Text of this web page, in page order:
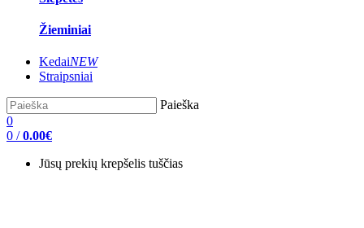
Žieminiai
KedaiNEW
Straipsniai
Paieška
0
0 / 0.00€
Jūsų prekių krepšelis tuščias